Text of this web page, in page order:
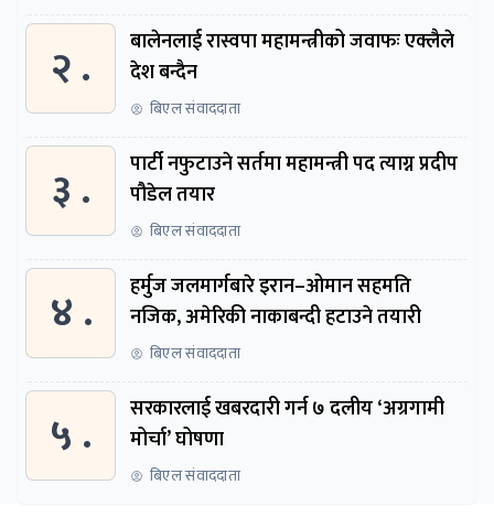
२ .
बालेनलाई रास्वपा महामन्त्रीको जवाफः एक्लैले
देश बन्दैन
बिएल संवाददाता
३ .
पार्टी नफुटाउने सर्तमा महामन्त्री पद त्याग्न प्रदीप
पौडेल तयार
बिएल संवाददाता
४ .
हर्मुज जलमार्गबारे इरान–ओमान सहमति
नजिक, अमेरिकी नाकाबन्दी हटाउने तयारी
बिएल संवाददाता
५ .
सरकारलाई खबरदारी गर्न ७ दलीय ‘अग्रगामी
मोर्चा’ घोषणा
बिएल संवाददाता